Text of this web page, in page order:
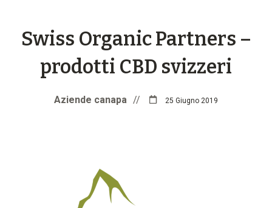
Swiss Organic Partners –
prodotti CBD svizzeri
Aziende canapa // 25 Giugno 2019